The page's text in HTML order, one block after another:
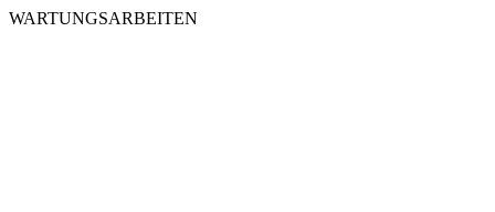
WARTUNGSARBEITEN